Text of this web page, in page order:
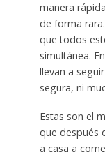
manera
de forma
que todos
simultánea.
llevan a
segura, ni
Estas son el
que después
a casa a